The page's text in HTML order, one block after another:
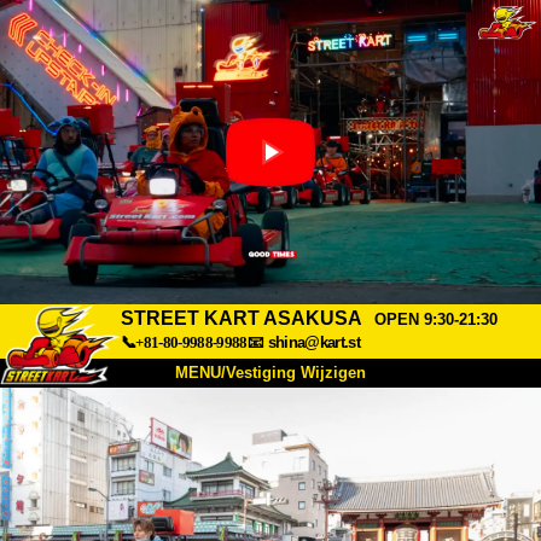
STREET KART ASAKUSA
OPEN 9:30-21:30
📞+81-80-9988-9988📧 shina@kart.st
MENU/Vestiging Wijzigen
Over Ons Specificaties Prijs
Bereikbaarheid Reviews Veelgestelde Vragen